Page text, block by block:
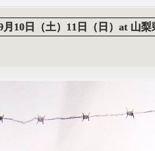
9月10日（土）11日（日）at 山